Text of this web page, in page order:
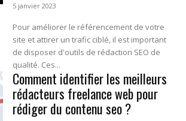
5 janvier 2023
Pour améliorer le référencement de votre
site et attirer un trafic ciblé, il est important
de disposer d'outils de rédaction SEO de
qualité. Ces...
Comment identifier les meilleurs
rédacteurs freelance web pour
rédiger du contenu seo ?